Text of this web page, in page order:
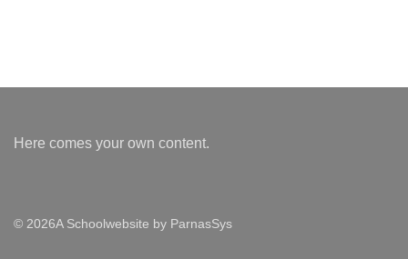
Here comes your own content.
© 2026A Schoolwebsite by ParnasSys